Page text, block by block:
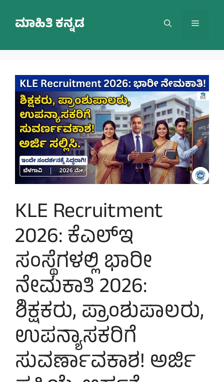
contentಮಾಹಿತಿ ಕನ್ನಡ Menu
KLE Recruitment
2026: ಕೆಎಲ್‌ಇ
ಸಂಸ್ಥೆಗಳಲ್ಲಿ ಭಾರೀ
ನೇಮಕಾತಿ 2026:
ಶಿಕ್ಷಕರು, ಪ್ರಾಂಶುಪಾಲರು,
ಉಪನ್ಯಾಸಕರಿಗೆ
ಸುವರ್ಣಾವಕಾಶ! ಅರ್ಜಿ